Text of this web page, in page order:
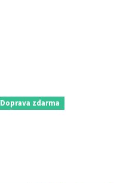
Doprava zdarma